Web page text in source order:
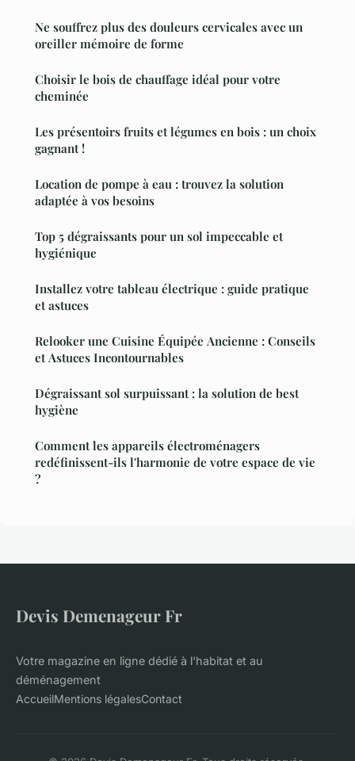
Ne souffrez plus des douleurs cervicales avec un
oreiller mémoire de forme
Choisir le bois de chauffage idéal pour votre
cheminée
Les présentoirs fruits et légumes en bois : un choix
gagnant !
Location de pompe à eau : trouvez la solution
adaptée à vos besoins
Top 5 dégraissants pour un sol impeccable et
hygiénique
Installez votre tableau électrique : guide pratique
et astuces
Relooker une Cuisine Équipée Ancienne : Conseils
et Astuces Incontournables
Dégraissant sol surpuissant : la solution de best
hygiène
Comment les appareils électroménagers
redéfinissent-ils l'harmonie de votre espace de vie
?
Devis Demenageur Fr
Votre magazine en ligne dédié à l'habitat et au
déménagement
AccueilMentions légalesContact